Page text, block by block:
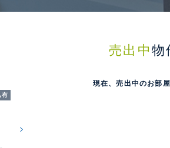
有
売出中 物
現在、売出中のお部